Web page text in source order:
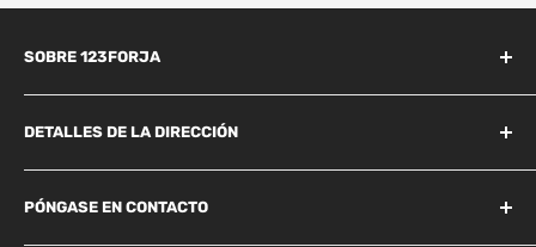
SOBRE 123FORJA
123forja tiene años de experiencia en el campo de la forja y la
fundición.
razonable y, por lo tanto, somos líderes en el mercado de la
DETALLES DE LA DIRECCIÓN
Industrieweg 156B
Best, 5683 CG
PÓNGASE EN CONTACTO